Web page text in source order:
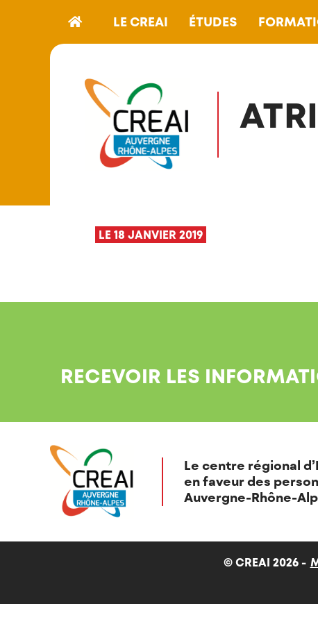
LE CREAI ÉTUDES
LE 18 JANVIER 2019
RECEVOIR LES
Le centre régional
en faveur des
Auvergne-Rhône-
© CREAI 2026 -